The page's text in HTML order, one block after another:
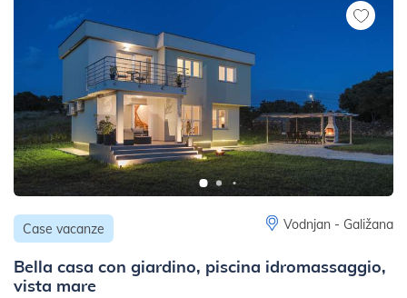
Case vacanze Vodnjan - Galižana
Bella casa con giardino, piscina idromassaggio,
vista mare